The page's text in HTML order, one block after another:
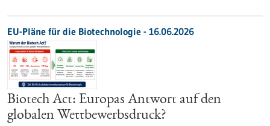
EU-Pläne für die Biotechnologie - 16.06.2026
Biotech Act: Europas Antwort auf den
globalen Wettbewerbsdruck?